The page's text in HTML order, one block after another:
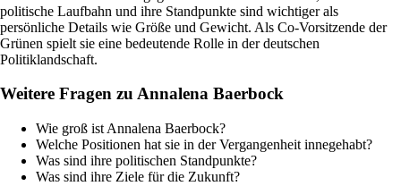
politische Laufbahn und ihre Standpunkte sind wichtiger als
persönliche Details wie Größe und Gewicht. Als Co-Vorsitzende der
Grünen spielt sie eine bedeutende Rolle in der deutschen
Politiklandschaft.
Weitere Fragen zu Annalena Baerbock
Wie groß ist Annalena Baerbock?
Welche Positionen hat sie in der Vergangenheit innegehabt?
Was sind ihre politischen Standpunkte?
Was sind ihre Ziele für die Zukunft?